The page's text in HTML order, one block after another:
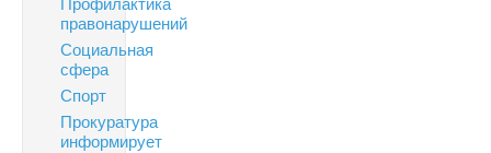
правонарушений
Социальная
сфера
Спорт
Прокуратура
информирует